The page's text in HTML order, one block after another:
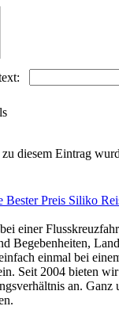
diesem Eintrag
Bester Preis Siliko
einer
Begebenheiten,
einmal bei
Seit 2004 bieten
an. Ganz